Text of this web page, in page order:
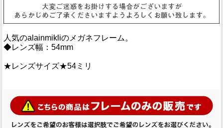
人気のalainmikliのメガネフレーム。
◆レンズ幅：54mm
★レンズサイズ★54ミリ